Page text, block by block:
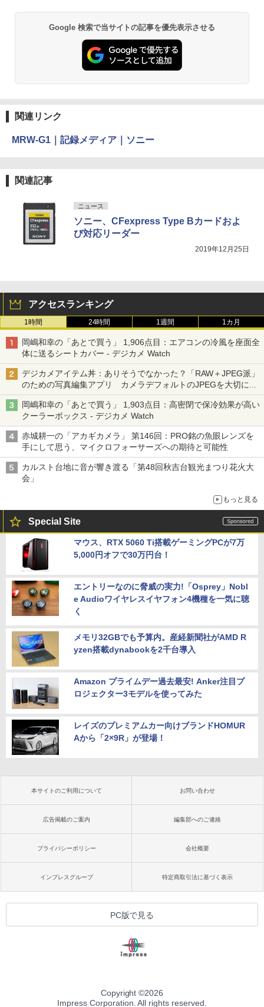
Google 検索で当サイトの記事を優先表示させる
関連リンク
MRW-G1｜記録メディア｜ソニー
関連記事
ニュース
ソニー、CFexpress Type Bカードおよ
び対応リーダー
2019年12月25日
アクセスランキング
1時間 24時間 1週間 1カ月
岡嶋和幸の「あとで買う」 1,906点目：エアコンの冷風を座面全
体に送るシートカバー - デジカメ Watch
デジカメアイテム丼：ありそうでなかった？「RAW＋JPEG派」
のための写真編集アプリ カメラデフォルトのJPEGを大切にす
る「Filmator」
岡嶋和幸の「あとで買う」 1,903点目：高密閉で保冷効果が高い
クーラーボックス - デジカメ Watch
赤城耕一の「アカギカメラ」 第146回：PRO銘の魚眼レンズを
手にして思う、マイクロフォーサーズへの期待と可能性
カルスト台地に音が響き渡る「第48回秋吉台観光まつり花火大
会」
もっと見る
Special Site
マウス、RTX 5060 Ti搭載ゲーミングPCが7万
5,000円オフで30万円台！
エントリーなのに脅威の実力!「Osprey」Nobl
e Audioワイヤレスイヤフォン4機種を一気に聴
く
メモリ32GBでも予算内。産経新聞社がAMD R
yzen搭載dynabookを2千台導入
Amazon プライムデー過去最安! Anker注目プ
ロジェクター3モデルを使ってみた
レイズのプレミアムカー向けブランドHOMUR
Aから「2×9R」が登場！
本サイトのご利用について お問い合わせ
広告掲載のご案内 編集部へのご連絡
プライバシーポリシー 会社概要
インプレスグループ 特定商取引法に基づく表示
PC版で見る
Copyright ©2026
Impress Corporation. All rights reserved.